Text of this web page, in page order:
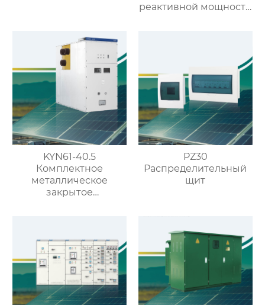
реактивной мощности
KYN61-40.5
Комплектное
металлическое
закрытое
элементами
PZ30
Распределительный
щит